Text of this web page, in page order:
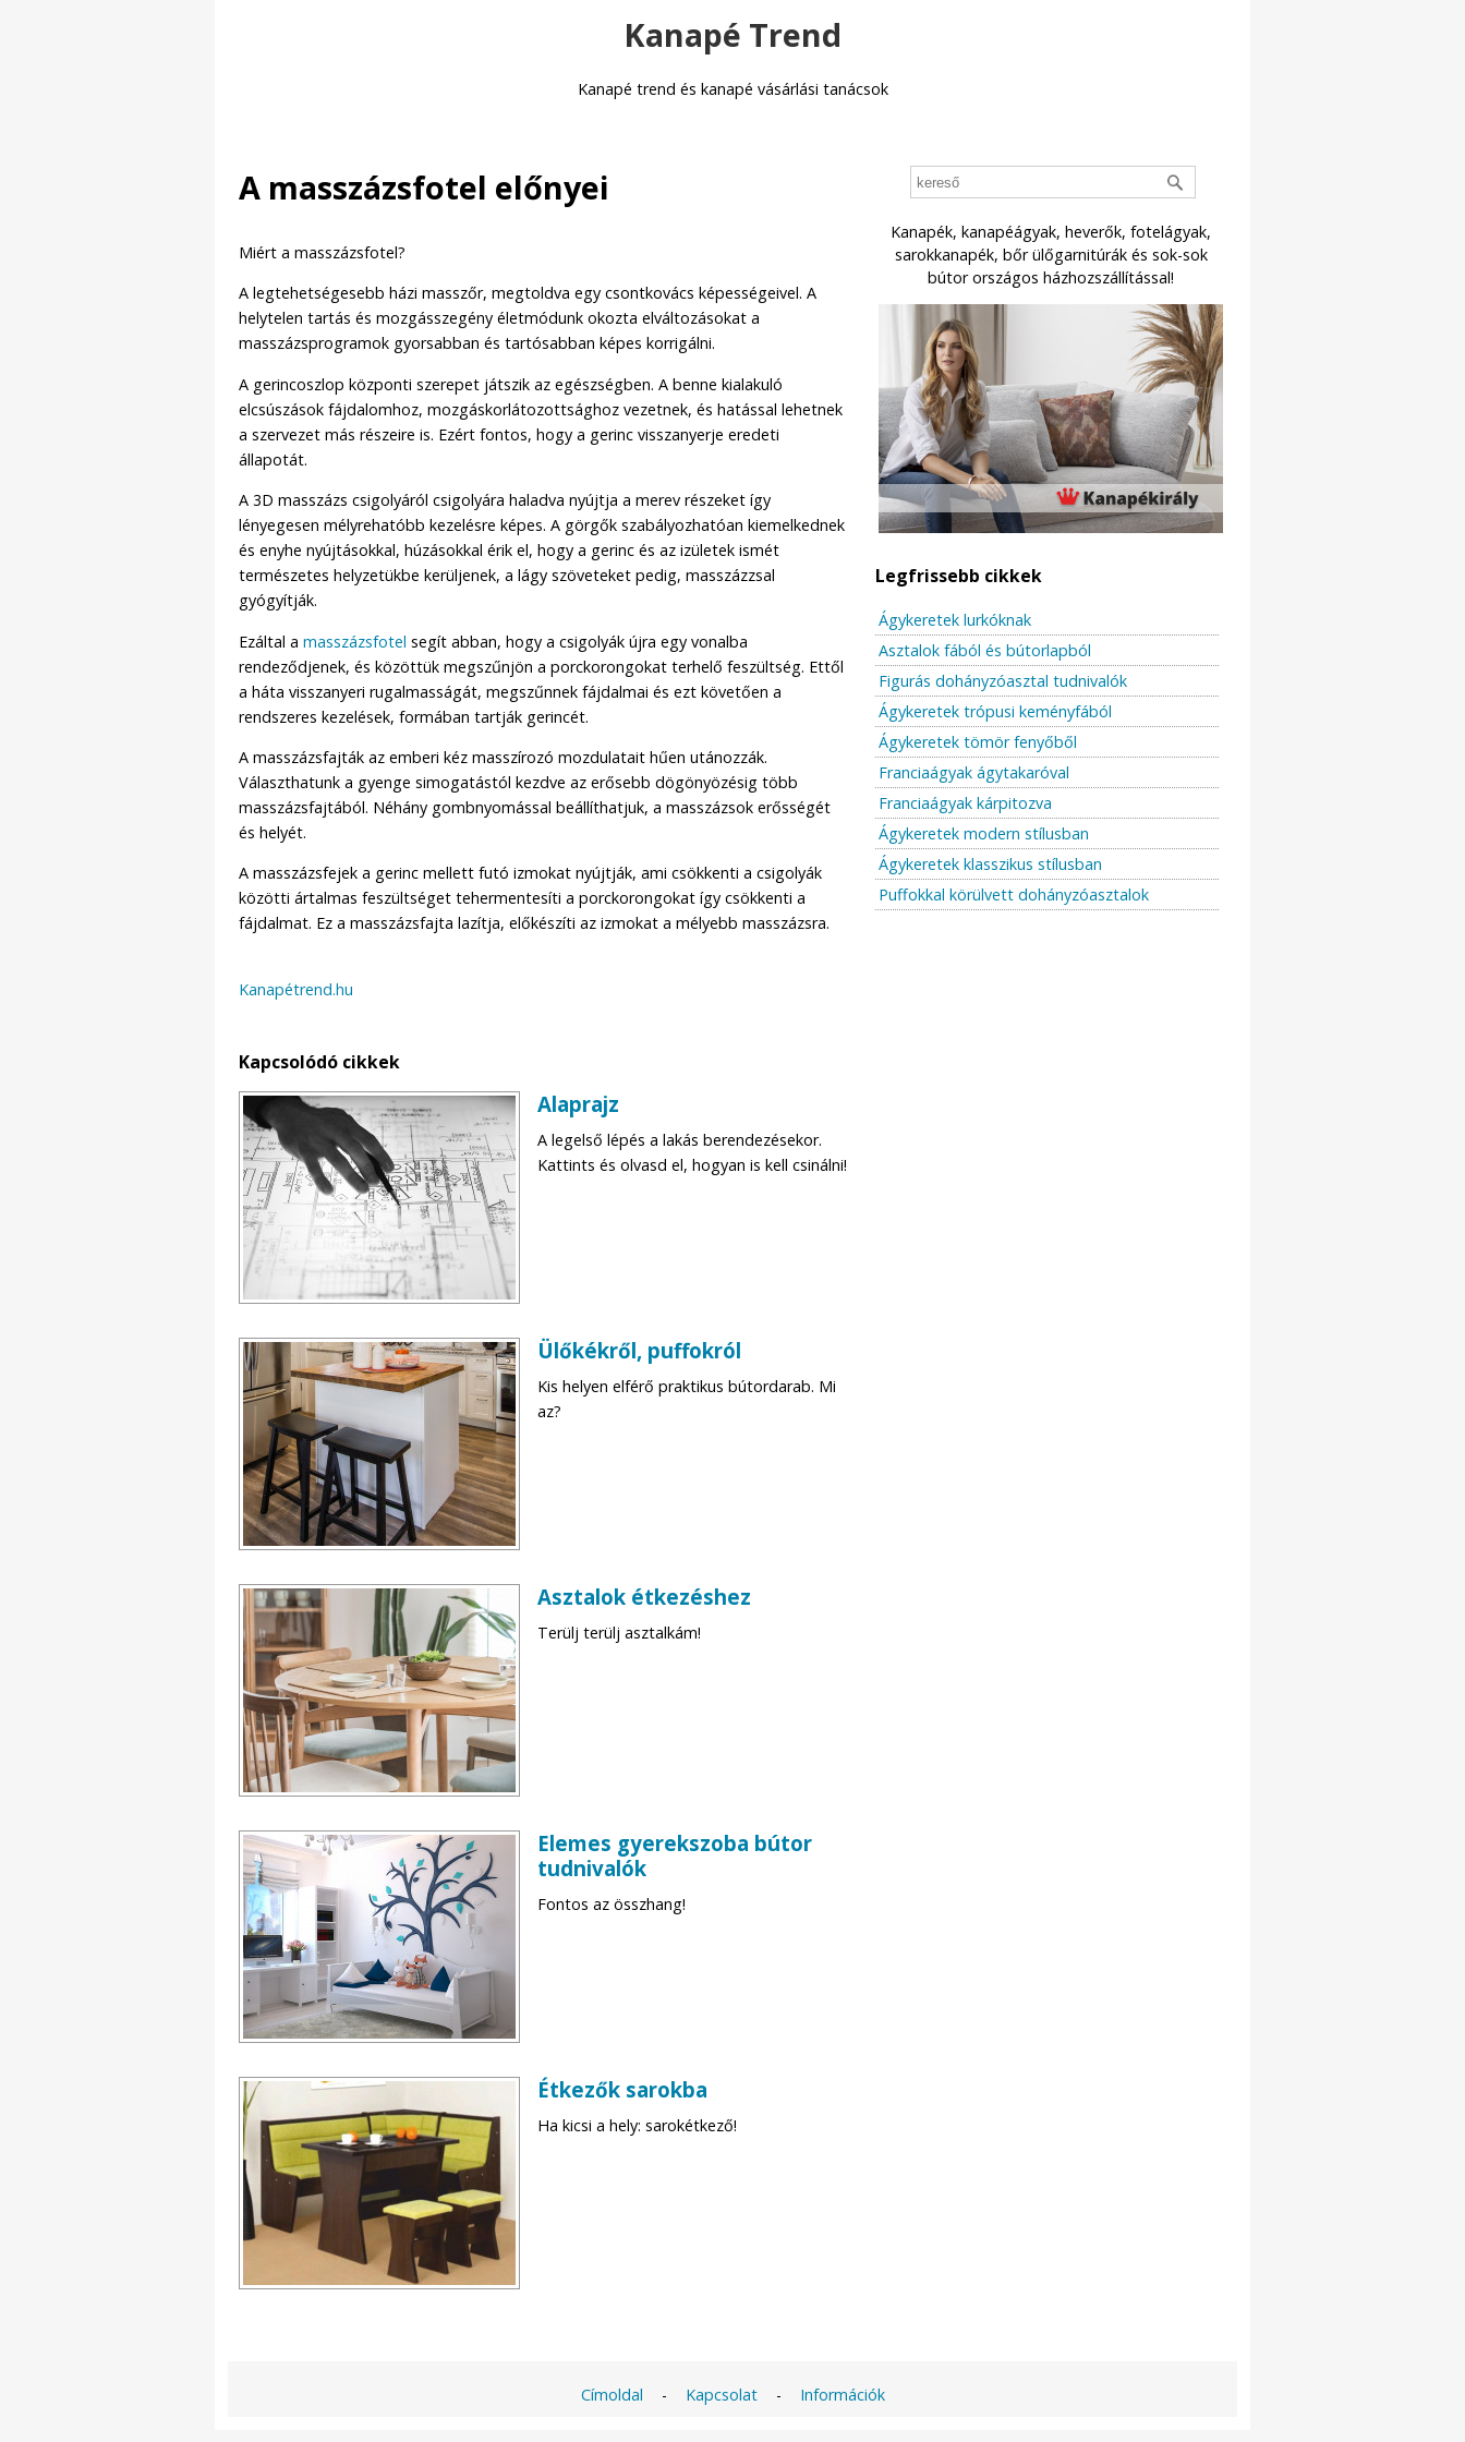
Kanapé Trend
Kanapé trend és kanapé vásárlási tanácsok
A masszázsfotel előnyei
Miért a masszázsfotel?
A legtehetségesebb házi masszőr, megtoldva egy csontkovács képességeivel. A
helytelen tartás és mozgásszegény életmódunk okozta elváltozásokat a
masszázsprogramok gyorsabban és tartósabban képes korrigálni.
A gerincoszlop központi szerepet játszik az egészségben. A benne kialakuló
elcsúszások fájdalomhoz, mozgáskorlátozottsághoz vezetnek, és hatással lehetnek
a szervezet más részeire is. Ezért fontos, hogy a gerinc visszanyerje eredeti
állapotát.
A 3D masszázs csigolyáról csigolyára haladva nyújtja a merev részeket így
lényegesen mélyrehatóbb kezelésre képes. A görgők szabályozhatóan kiemelkednek
és enyhe nyújtásokkal, húzásokkal érik el, hogy a gerinc és az izületek ismét
természetes helyzetükbe kerüljenek, a lágy szöveteket pedig, masszázzsal
gyógyítják.
Ezáltal a masszázsfotel segít abban, hogy a csigolyák újra egy vonalba
rendeződjenek, és közöttük megszűnjön a porckorongokat terhelő feszültség. Ettől
a háta visszanyeri rugalmasságát, megszűnnek fájdalmai és ezt követően a
rendszeres kezelések, formában tartják gerincét.
A masszázsfajták az emberi kéz masszírozó mozdulatait hűen utánozzák.
Választhatunk a gyenge simogatástól kezdve az erősebb dögönyözésig több
masszázsfajtából. Néhány gombnyomással beállíthatjuk, a masszázsok erősségét
és helyét.
A masszázsfejek a gerinc mellett futó izmokat nyújtják, ami csökkenti a csigolyák
közötti ártalmas feszültséget tehermentesíti a porckorongokat így csökkenti a
fájdalmat. Ez a masszázsfajta lazítja, előkészíti az izmokat a mélyebb masszázsra.
Kanapétrend.hu
Kapcsolódó cikkek
Alaprajz
A legelső lépés a lakás berendezésekor.
Kattints és olvasd el, hogyan is kell csinálni!
Ülőkékről, puffokról
Kis helyen elférő praktikus bútordarab. Mi
az?
Asztalok étkezéshez
Terülj terülj asztalkám!
Elemes gyerekszoba bútor
tudnivalók
Fontos az összhang!
Étkezők sarokba
Ha kicsi a hely: sarokétkező!
Kanapék, kanapéágyak, heverők, fotelágyak,
sarokkanapék, bőr ülőgarnitúrák és sok-sok
bútor országos házhozszállítással!
Legfrissebb cikkek
Ágykeretek lurkóknak
Asztalok fából és bútorlapból
Figurás dohányzóasztal tudnivalók
Ágykeretek trópusi keményfából
Ágykeretek tömör fenyőből
Franciaágyak ágytakaróval
Franciaágyak kárpitozva
Ágykeretek modern stílusban
Ágykeretek klasszikus stílusban
Puffokkal körülvett dohányzóasztalok
Címoldal - Kapcsolat - Információk